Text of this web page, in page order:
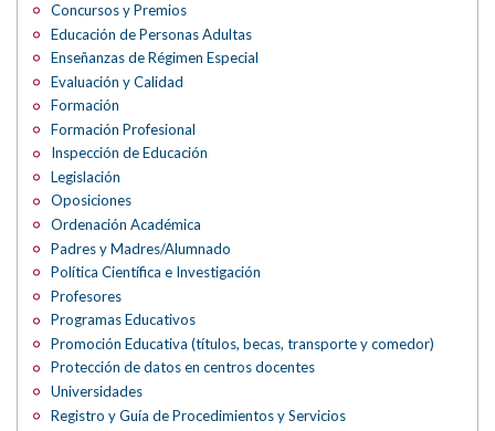
Concursos y Premios
Educación de Personas Adultas
Enseñanzas de Régimen Especial
Evaluación y Calidad
Formación
Formación Profesional
Inspección de Educación
Legislación
Oposiciones
Ordenación Académica
Padres y Madres/Alumnado
Política Científica e Investigación
Profesores
Programas Educativos
Promoción Educativa (títulos, becas, transporte y comedor)
Protección de datos en centros docentes
Universidades
Registro y Guía de Procedimientos y Servicios